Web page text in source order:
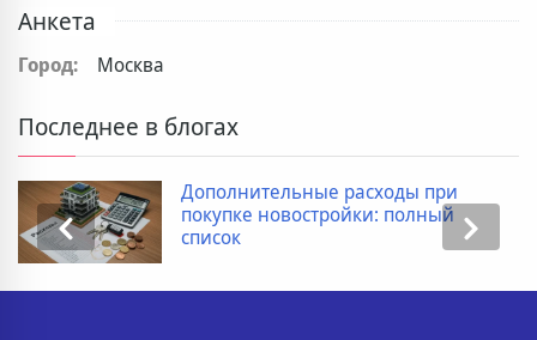
Анкета
Город: Москва
Последнее в блогах
Дополнительные расходы при
покупке новостройки: полный
список